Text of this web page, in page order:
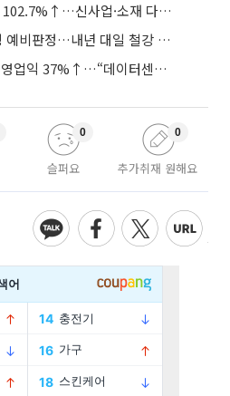
에코프로, 영업익 전년比 102.7%↑…신사업·소재 다각화 박차
日, 한국산 도금강판 덤핑 예비판정…내년 대일 철강 수출 ‘빨간불’
HD현대일렉트릭, 2분기 영업익 37%↑…“데이터센터 사업, 새로운 성장 축”
슬퍼요
0
추가취재 원해요
0